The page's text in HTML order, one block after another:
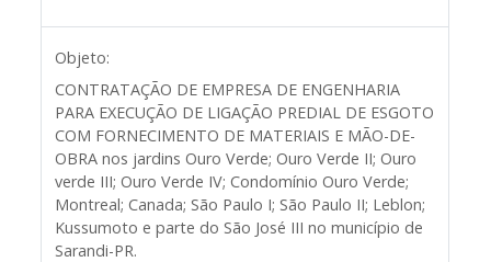
Objeto:
CONTRATAÇÃO DE EMPRESA DE ENGENHARIA
PARA EXECUÇÃO DE LIGAÇÃO PREDIAL DE ESGOTO
COM FORNECIMENTO DE MATERIAIS E MÃO-DE-
OBRA nos jardins Ouro Verde; Ouro Verde II; Ouro
verde III; Ouro Verde IV; Condomínio Ouro Verde;
Montreal; Canada; São Paulo I; São Paulo II; Leblon;
Kussumoto e parte do São José III no município de
Sarandi-PR.